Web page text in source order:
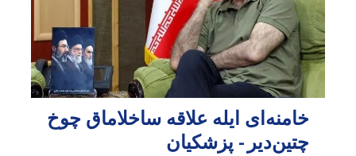
خامنه‌ای ایله علاقه ساخلاماق چوخ
چتین‌دیر - پزشکیان